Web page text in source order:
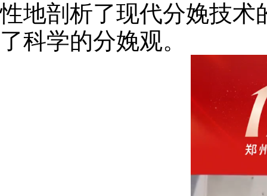
性地剖析了现代分娩技术
了科学的分娩观。